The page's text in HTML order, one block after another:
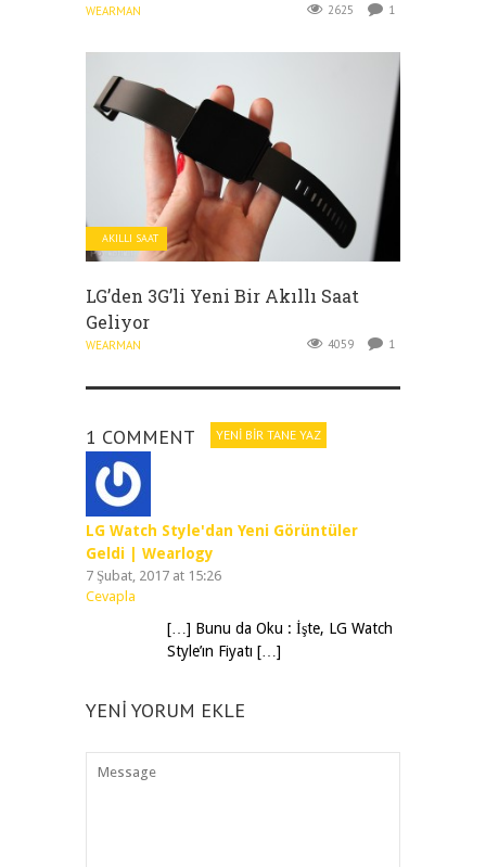
WEARMAN 2625 1
AKILLI SAAT
LG’den 3G’li Yeni Bir Akıllı Saat
Geliyor
WEARMAN 4059 1
1 COMMENT YENI BIR TANE YAZ
LG Watch Style'dan Yeni Görüntüler
Geldi | Wearlogy
7 Şubat, 2017 at 15:26
Cevapla
[…] Bunu da Oku : İşte, LG Watch
Style’ın Fiyatı […]
YENI YORUM EKLE